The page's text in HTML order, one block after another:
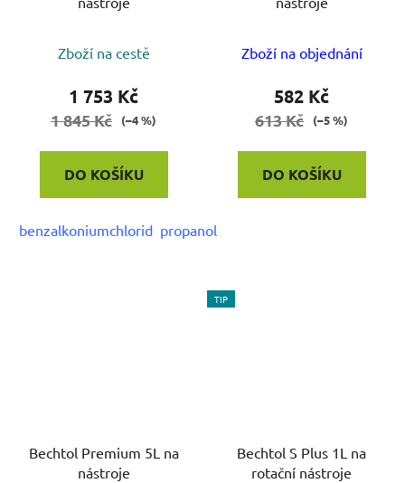
Zboží na cestě
1 753 Kč
1 845 Kč (–4 %)
DO KOŠÍKU
benzalkoniumchlorid propanol
Zboží na objednání
582 Kč
613 Kč (–5 %)
DO KOŠÍKU
Bechtol Premium 5L na
nástroje
TIP
Bechtol S Plus 1L na
rotační nástroje